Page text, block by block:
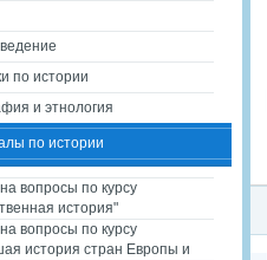
по истории
и этнология
по истории
вопросы по курсу
история"
вопросы по курсу
история стран Европы и